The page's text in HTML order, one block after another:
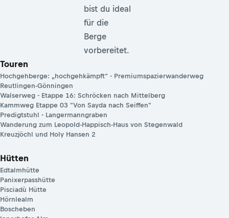
bist du ideal
für die
Berge
vorbereitet.
Touren
Hochgehberge: „hochgehkämpft“ - Premiumspazierwanderweg
Reutlingen-Gönningen
Walserweg - Etappe 16: Schröcken nach Mittelberg
Kammweg Etappe 03 "Von Sayda nach Seiffen"
Predigtstuhl - Langermanngraben
Wanderung zum Leopold-Happisch-Haus von Stegenwald
Kreuzjöchl und Holy Hansen 2
Hütten
Edtalmhütte
Panixerpasshütte
Pisciadù Hütte
Hörnlealm
Boscheben